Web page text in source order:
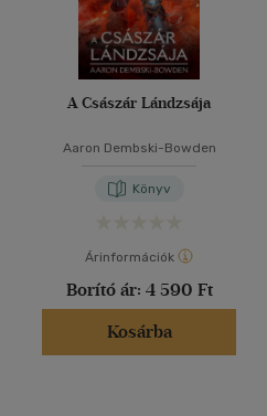
A Császár Lándzsája
Aaron Dembski-Bowden
Könyv
Árinformációk
Borító ár: 4 590 Ft
Kosárba